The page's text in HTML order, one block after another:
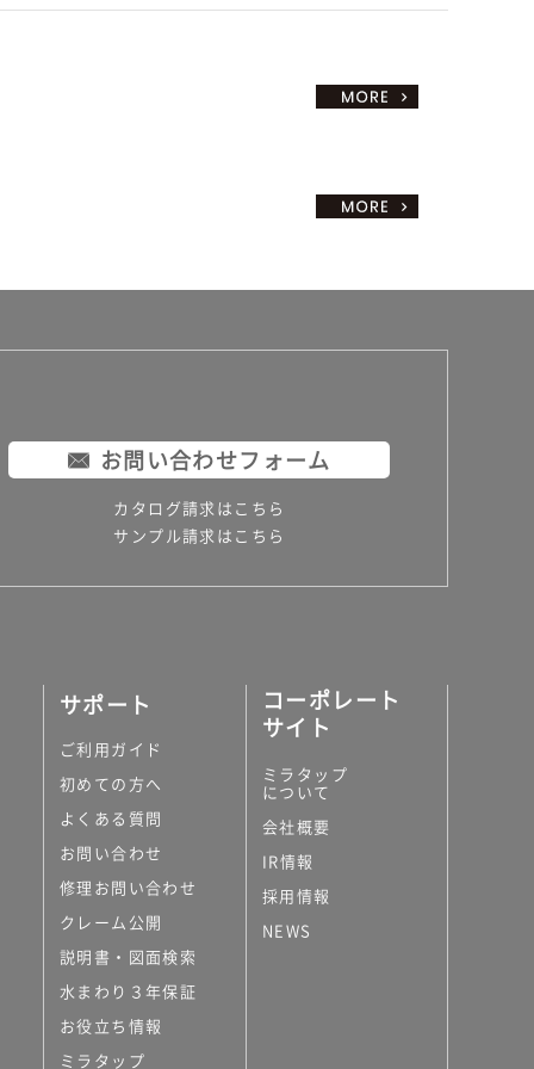
お問い合わせフォーム
カタログ請求はこちら
サンプル請求はこちら
サポート
ご利用ガイド
初めての方へ
よくある質問
お問い合わせ
修理お問い合わせ
クレーム公開
説明書・図面検索
水まわり３年保証
お役立ち情報
ミラタップ
コーポレート
サイト
ミラタップ
について
会社概要
IR情報
採用情報
NEWS